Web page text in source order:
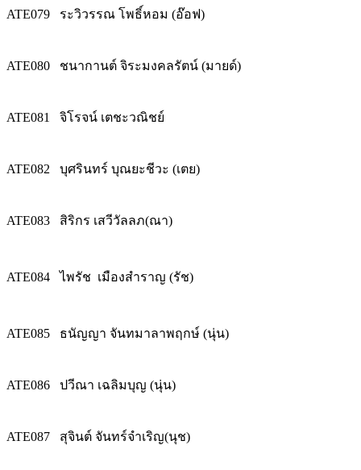
ATE079 ระวิวรรณ โพธิ์หอม (อ๊อฟ)
ATE080 ชนากานต์ จิระมงคลรัตน์ (มายด์)
ATE081 จิโรจน์ เตชะวณิชย์
ATE082 บุศรินทร์ บุณยะชีวะ (เตย)
ATE083 สิริกร เสวีวัลลภ(ณา)
ATE084 ไพรัช เมืองสำราญ (รัช)
ATE085 ธนัญญา จันทมาลาพฤกษ์ (นุ่น)
ATE086 ปวีณา เฉลิมบุญ (นุ่น)
ATE087 สุจินต์ จันทร์จำเริญ(นุช)